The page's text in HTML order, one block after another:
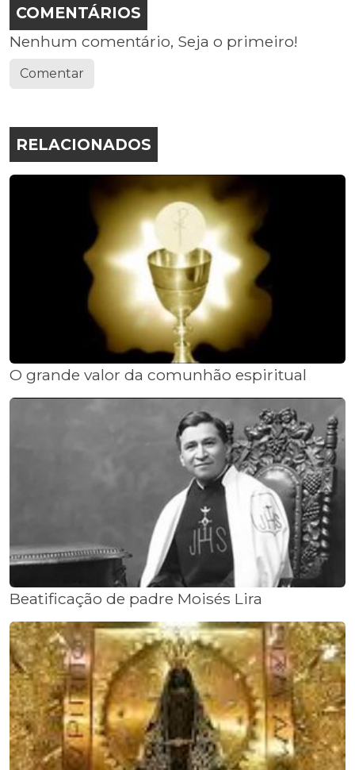
COMENTÁRIOS
Nenhum comentário, Seja o primeiro!
Comentar
RELACIONADOS
O grande valor da comunhão espiritual
Beatificação de padre Moisés Lira